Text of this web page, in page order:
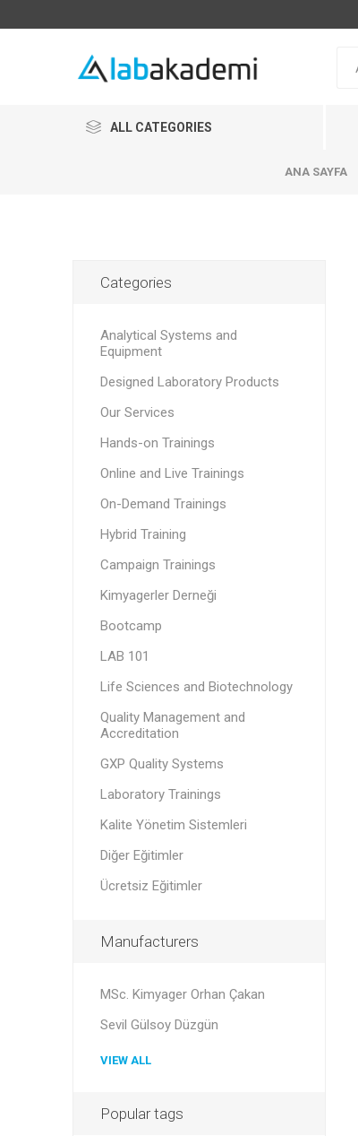
ALL CATEGORIES
ANA SAYFA
Categories
Analytical Systems and
Equipment
Designed Laboratory Products
Our Services
Hands-on Trainings
Online and Live Trainings
On-Demand Trainings
Hybrid Training
Campaign Trainings
Kimyagerler Derneği
Bootcamp
LAB 101
Life Sciences and Biotechnology
Quality Management and
Accreditation
GXP Quality Systems
Laboratory Trainings
Kalite Yönetim Sistemleri
Diğer Eğitimler
Ücretsiz Eğitimler
Manufacturers
MSc. Kimyager Orhan Çakan
Sevil Gülsoy Düzgün
VIEW ALL
Popular tags